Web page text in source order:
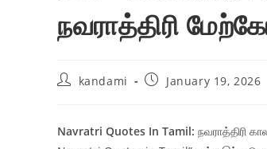
நவராத்திரி
Postkandami
PostJanuary 19, 2026
Navratri Quotes In Tamil: நவராத்திரி